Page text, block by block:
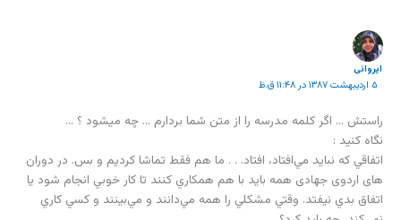
ایروانی
۵ اردیبهشت ۱۳۸۷ در ۱۱:۴۸ ق.ظ
راستش … اگر کلمه مدرسه را از متن شما بردارم … چه میشود ؟ …
نگاه کنید :
اتفاقي كه نبايد مي‌افتاد، افتاد. . . ما هم فقط تماشا كرديم و بس. در دوران
های اردوی جهادی همه بايد با هم همكاري كنند تا كار خوبي انجام شود يا
اتفاق بدي نيفتد. وقتي مشكلي را همه مي‌دانند و مي‌بينند و كسي كاري